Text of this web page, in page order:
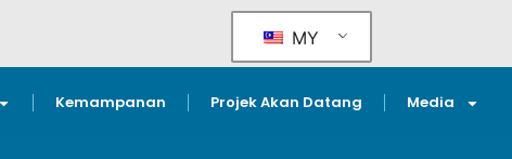
MY
Kemampanan Projek Akan Datang Media